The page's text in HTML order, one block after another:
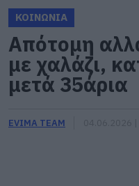
ΚΟΙΝΩΝΙΑ
Απότομη
με χαλάζι,
μετά 35άρια
EVIMA TEAM